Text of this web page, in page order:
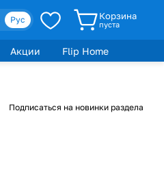
Рус Корзина
пуста
Акции
Flip Home
Подписаться на новинки раздела